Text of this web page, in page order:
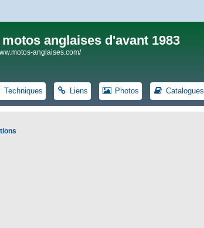
motos anglaises d'avant 1983
anglaises.com/
Techniques Liens Photos Catalogues